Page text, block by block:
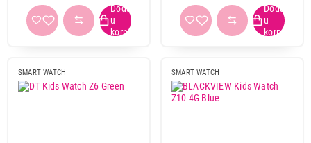
SMART WATCH SMART WATCH